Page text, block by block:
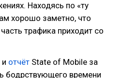
Находясь по «ту
хорошо заметно, что
трафика приходит со
отчёт State of Mobile за
бодрствующего времени